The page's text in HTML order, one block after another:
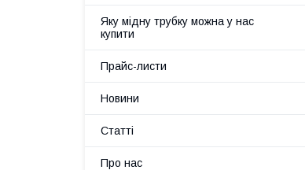
Яку мідну трубку можна у нас
купити
Прайс-листи
Новини
Статті
Про нас